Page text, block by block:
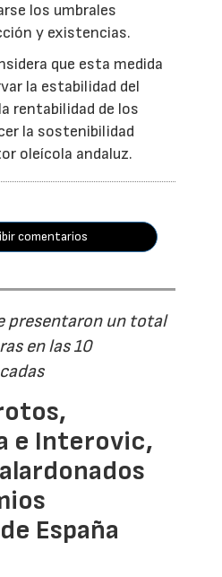
los umbrales
y existencias.
que esta medida
la estabilidad del
rentabilidad de los
la sostenibilidad
oleícola andaluz.
comentarios
presentaron un total
en las 10
e Interovic,
España